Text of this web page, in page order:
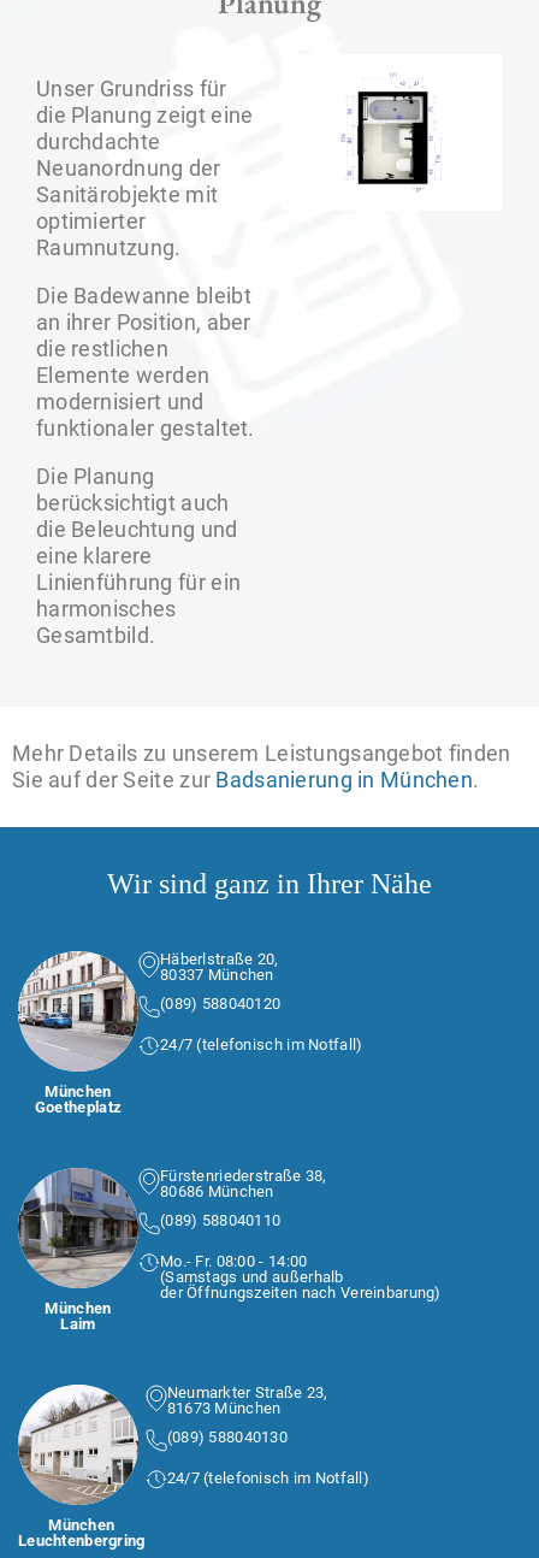
Unser Grundriss für
die Planung zeigt eine
durchdachte
Neuanordnung der
Sanitärobjekte mit
optimierter
Raumnutzung.
Die Badewanne bleibt
an ihrer Position, aber
die restlichen
Elemente werden
modernisiert und
funktionaler gestaltet.
Die Planung
berücksichtigt auch
die Beleuchtung und
eine klarere
Linienführung für ein
harmonisches
Gesamtbild.
Mehr Details zu unserem Leistungsangebot finden
Sie auf der Seite zur Badsanierung in München.
Wir sind ganz in Ihrer Nähe
München
Goetheplatz
Häberlstraße 20,
80337 München
(089) 588040120
24/7 (telefonisch im Notfall)
München
Laim
Fürstenriederstraße 38,
80686 München
(089) 588040110
Mo.- Fr. 08:00 - 14:00
(Samstags und außerhalb
der Öffnungszeiten nach Vereinbarung)
München
Leuchtenbergring
Neumarkter Straße 23,
81673 München
(089) 588040130
24/7 (telefonisch im Notfall)